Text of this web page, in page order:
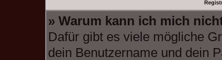
» Warum kann ich mich
Dafür gibt es viele mögliche
dein Benutzername und dein